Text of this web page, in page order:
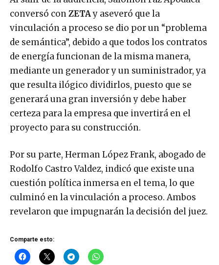
conversó conZETAy aseveró que la
vinculación a proceso se dio por un “problema
de semántica”, debido a que todos los contratos
de energía funcionan de la misma manera,
mediante un generador y un suministrador, ya
que resulta ilógico dividirlos, puesto que se
generará una gran inversión y debe haber
certeza para la empresa que invertirá en el
proyecto para su construcción.
Por su parte, Herman López Frank, abogado de
Rodolfo Castro Valdez, indicó que existe una
cuestión política inmersa en el tema, lo que
culminó en la vinculación a proceso. Ambos
revelaron que impugnarán la decisión del juez.
Comparte esto: